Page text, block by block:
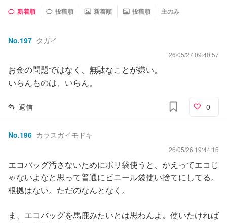
新着順 投稿順 新着順 投稿順 主のみ
No.197 タガイ
26/05/27 09:40:57
お金の問題ではなく、無駄なことが嫌い。
いらんものは、いらん。
返信 0
No.196 カラスガイモドキ
26/05/26 19:44:16
エコバッグ汚さないためにポリ袋使うと、かえってエコじ
ゃないよなと思って普通にビニール袋使い捨てにしてる。
根拠はない。ただのなんとなく。
ま、エコバッグを馬鹿みたいとは思わんよ。使いたければ